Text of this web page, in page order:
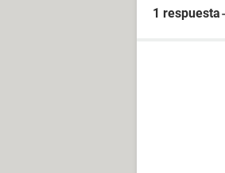
1 respuesta